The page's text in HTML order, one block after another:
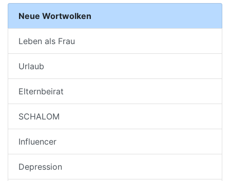
Neue Wortwolken
Leben als Frau
Urlaub
Elternbeirat
SCHALOM
Influencer
Depression